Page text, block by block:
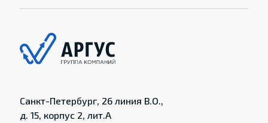
Санкт-Петербург, 26 линия В.О.,
д. 15, корпус 2, лит.А